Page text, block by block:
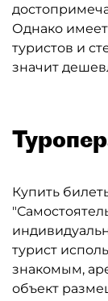
Однако
туристов и
значит
Купить
турист
знакомым,
объект